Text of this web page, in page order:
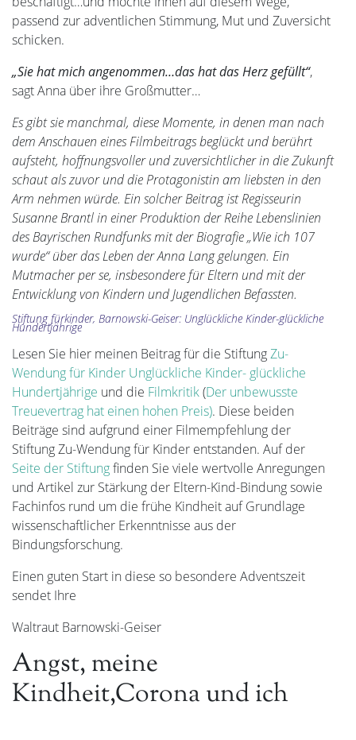
passend zur adventlichen Stimmung, Mut und Zuversicht
schicken.
„Sie hat mich angenommen…das hat das Herz gefüllt“,
sagt Anna über ihre Großmutter…
Es gibt sie manchmal, diese Momente, in denen man nach
dem Anschauen eines Filmbeitrags beglückt und berührt
aufsteht, hoffnungsvoller und zuversichtlicher in die Zukunft
schaut als zuvor und die Protagonistin am liebsten in den
Arm nehmen würde. Ein solcher Beitrag ist Regisseurin
Susanne Brantl in einer Produktion der Reihe Lebenslinien
des Bayrischen Rundfunks mit der Biografie „Wie ich 107
wurde“ über das Leben der Anna Lang gelungen. Ein
Mutmacher per se, insbesondere für Eltern und mit der
Entwicklung von Kindern und Jugendlichen Befassten.
Stiftung fürkinder, Barnowski-Geiser: Unglückliche Kinder-glückliche
Hundertjährige
Lesen Sie hier meinen Beitrag für die StiftungZu-
Wendung für Kinder Unglückliche Kinder- glückliche
Hundertjährige und die Filmkritik(Der unbewusste
Treuevertrag hat einen hohen Preis). Diese beiden
Beiträge sind aufgrund einer Filmempfehlung der
Stiftung Zu-Wendung für Kinder entstanden. Auf der
Seite der Stiftungfinden Sie viele wertvolle Anregungen
und Artikel zur Stärkung der Eltern-Kind-Bindung sowie
Fachinfos rund um die frühe Kindheit auf Grundlage
wissenschaftlicher Erkenntnisse aus der
Bindungsforschung.
Einen guten Start in diese so besondere Adventszeit
sendet Ihre
Waltraut Barnowski-Geiser
Angst, meine
Kindheit,Corona und ich